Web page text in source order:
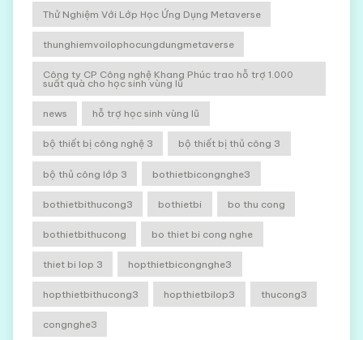
Thử Nghiệm Với Lớp Học Ứng Dụng Metaverse
thunghiemvoilophocungdungmetaverse
Công ty CP Công nghệ Khang Phúc trao hỗ trợ 1.000
suất quà cho học sinh vùng lũ
news hỗ trợ học sinh vùng lũ
bộ thiết bị công nghệ 3 bộ thiết bị thủ công 3
bộ thủ công lớp 3 bothietbicongnghe3
bothietbithucong3 bothietbi bo thu cong
bothietbithucong bo thiet bi cong nghe
thiet bi lop 3 hopthietbicongnghe3
hopthietbithucong3 hopthietbilop3 thucong3
congnghe3